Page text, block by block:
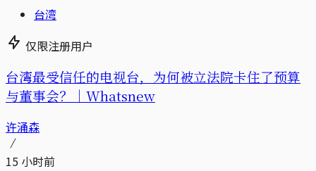
台湾
仅限注册用户
台湾最受信任的电视台，为何被立法院卡住了预算
与董事会？｜Whatsnew
许涌森
15 小时前